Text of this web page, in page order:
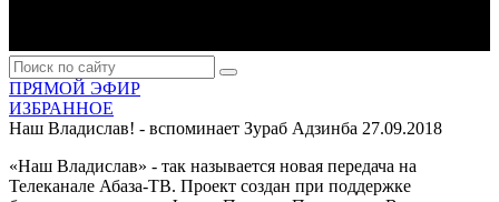
ПРЯМОЙ ЭФИР
ИЗБРАННОЕ
Наш Владислав! - вспоминает Зураб Адзинба 27.09.2018
«Наш Владислав» - так называется новая передача на
Телеканале Абаза-ТВ. Проект создан при поддержке